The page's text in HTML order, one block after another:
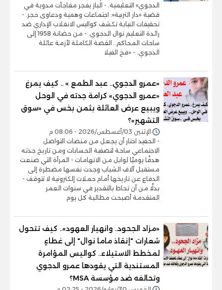
الدجوي» التعليمية. - الباز يفجر مفاجآت مدوية في
قضية «دار التربية»: اجتماعات وهمية ودعاوى حجر. -
تحقيقات النيابة تكشف كواليس الانقلاب الإداري ضد
رائدة التعليم نوال الدجوي. - من حضانة 1958 إلى
ساحات المحاكم.. القصة الكاملة لأزمة عائلة
الدجوي. - «فخ الفيلا
«عمرو الدجوي.. عبد الطمع » .. كيف يمرغ
«عمرو الدجوي» كرامة جدته في الوحل
ويبيع عرض العائلة بثمن بخس في «سوق
التشهير»؟
الإثنين 03/أغسطس/2026 - 08:06 م
- الحفيد اختار أن يجعل من منصات التواصل
الاجتماعي ساحة لتصفية الحسابات ومن تاريخ جدته
هدفًا يوميًا لوابل من الاتهامات - المرأة التي صنعت
مستقبل آلاف الشباب وجدت نفسها مضطرة إلى
الدفاع عن تاريخها أمام حملات إلكترونية لا تتوقف -
بدلًا من أن تحاط بالتقدير في سنوات العمر
المتقدمة أصبحت مطالبة كل يوم
«مزاد الجحود.. وانهيار العهود».. كيف تتحول
شعارات "إنقاذ ماما نوال" إلى غطاءٍ
لمخطط الاستيلاء.. كواليس المؤامرة
المستندية التي يقودها عمرو الدجوي
وتحالفه ضد مؤسسة MSA؟